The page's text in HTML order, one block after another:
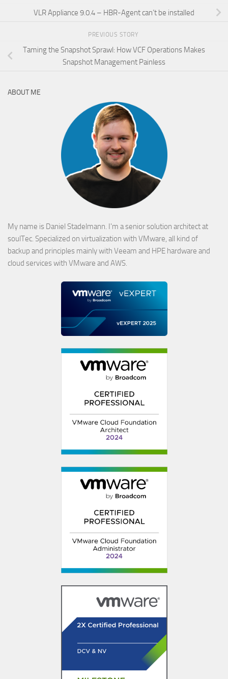
VLR Appliance 9.0.4 – HBR-Agent can’t be installed
PREVIOUS STORY
Taming the Snapshot Sprawl: How VCF Operations Makes
Snapshot Management Painless
ABOUT ME
My name is Daniel Stadelmann. I'm a senior solution architect at
soulTec. Specialized on virtualization with VMware, all kind of
backup and principles mainly with Veeam and HPE hardware and
cloud services with VMware and AWS.